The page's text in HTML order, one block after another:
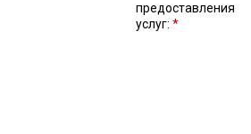
предоставления
услуг: *